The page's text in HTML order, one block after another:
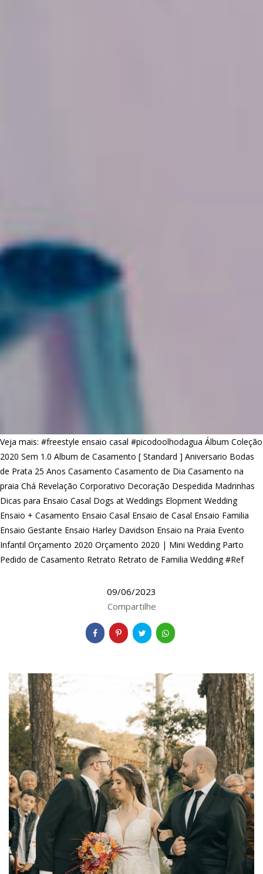
Veja mais: #freestyle ensaio casal #picodoolhodagua Álbum Coleção
2020 Sem 1.0 Album de Casamento [ Standard ] Aniversario Bodas
de Prata 25 Anos Casamento Casamento de Dia Casamento na
praia Chá Revelação Corporativo Decoração Despedida Madrinhas
Dicas para Ensaio Casal Dogs at Weddings Elopment Wedding
Ensaio + Casamento Ensaio Casal Ensaio de Casal Ensaio Familia
Ensaio Gestante Ensaio Harley Davidson Ensaio na Praia Evento
Infantil Orçamento 2020 Orçamento 2020 | Mini Wedding Parto
Pedido de Casamento Retrato Retrato de Familia Wedding #Ref
09/06/2023
Compartilhe